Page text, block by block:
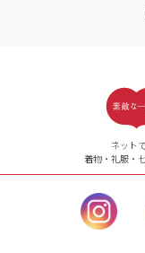
【ご注文（インターネ
24時間年中無
【お問い合わせ窓口（
ル）】10:00~17:00
土曜日、日
時休業日を除く。
営業時間外
ネット
着物・礼服・